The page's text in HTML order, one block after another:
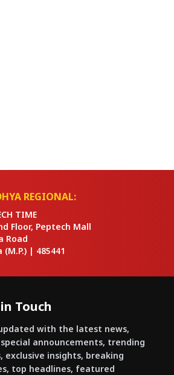
REGIONAL:
TIME
Floor, Peptech Mall
Road
(M.P.) | 485441
Touch
with the latest news,
announcements, trending
exclusive insights, breaking
top headlines, featured